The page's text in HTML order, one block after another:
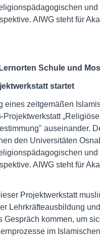
AIWG steht für
Schule und
startet
eines zeitgemäßen
Projektwerkstatt
auseinander.
den Universitäten
AIWG steht für
Projektwerkstatt
Lehrkräfteausbildung
Gespräch kommen, um
im